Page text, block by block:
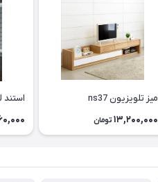
میز تلویزیون ns37
13,200,000 تومان